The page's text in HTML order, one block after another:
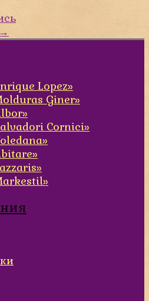
→
Lopez»
Giner»
Cornici»